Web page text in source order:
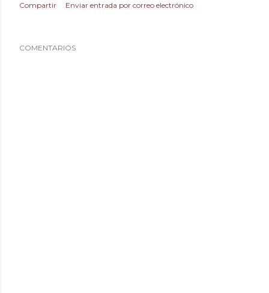
Compartir Enviar entrada por correo electrónico
COMENTARIOS